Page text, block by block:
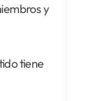
y
tiene